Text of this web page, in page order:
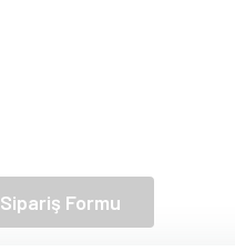
Sipariş Formu